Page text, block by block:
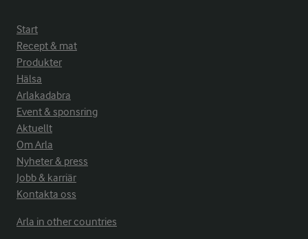
Start
Recept & mat
Produkter
Hälsa
Arlakadabra
Event & sponsring
Aktuellt
Om Arla
Nyheter & press
Jobb & karriär
Kontakta oss
Arla in other countries